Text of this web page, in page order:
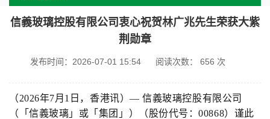
信義玻璃控股有限公司衷心祝贺林广兆先生荣获大紫
荆勋章
发布时间：2026-07-01 15:54 阅读次数： 656 次
（2026年7月 1 日，香港讯）―信義玻璃控股有限公司
（「信義玻璃」或「集团」）（股份代号：00868）谨此